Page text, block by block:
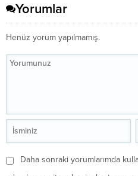
Yorumlar
Henüz yorum yapılmamış.
Daha sonraki yorumlarımda